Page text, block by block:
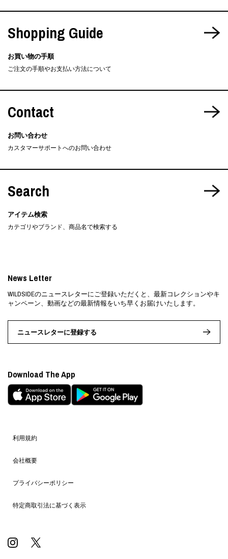
Shopping Guide
お買い物の手順
ご注文の手順やお支払い方法について
Contact
お問い合わせ
カスタマーサポートへのお問い合わせ
Search
アイテム検索
カテゴリやブランド、商品名で検索する
利用規約
会社概要
プライバシーポリシー
特定商取引法に基づく表示
News Letter
WILDSIDEのニュースレターにご登録いただくと、最新コレクションやキ
ャンペーン、動画などの最新情報をいち早くお届けいたします。
ニュースレターに登録する
Download The App